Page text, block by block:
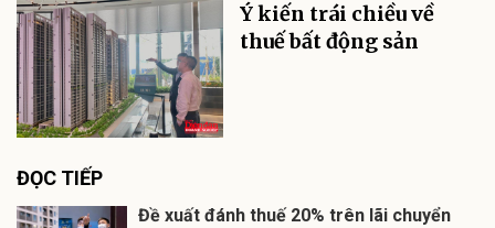
Ý kiến trái chiều về
thuế bất động sản
ĐỌC TIẾP
Đề xuất đánh thuế 20% trên lãi chuyển